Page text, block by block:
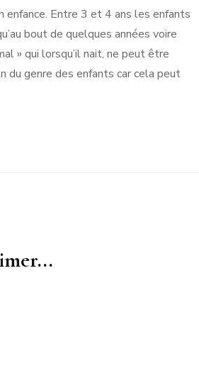
enfance. Entre 3 et 4 ans les enfants
bout de quelques années voire
» qui lorsqu’il nait, ne peut être
du genre des enfants car cela peut